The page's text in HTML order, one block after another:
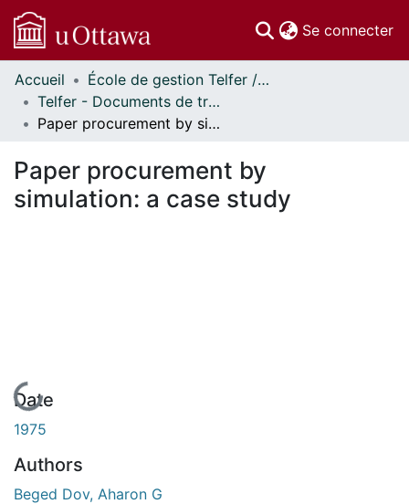
Se connecter
Communautés
et collections
Parcourir
À propos
Accueil
École de gestion Telfer // Telfer School of Management
Telfer - Documents de travail // Telfer - Working Papers
Paper procurement by simulation: a case study
Paper procurement by
simulation: a case study
En cours de chargement...
Date
1975
Authors
Beged Dov, Aharon G